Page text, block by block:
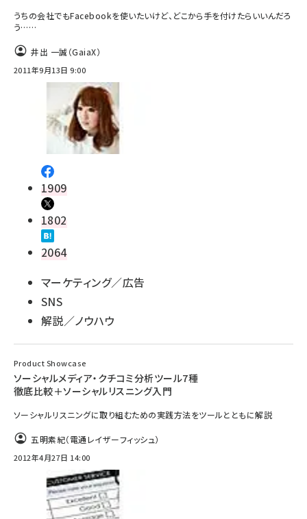
うちの会社でもFacebookを使いたいけど、どこから手を付けたらいいんだろ
う……
井出 一誠（GaiaX）
2011年9月13日 9:00
1909
1802
2064
マーケティング／広告
SNS
解説／ノウハウ
Product Showcase
ソーシャルメディア・クチコミ分析ツール7種
徹底比較＋ソーシャルリスニング入門
ソーシャルリスニングに取り組むための実践方法をツールとともに解説
五明素紀（電通レイザーフィッシュ）
2012年4月27日 14:00